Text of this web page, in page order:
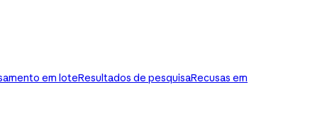
em loteResultados de pesquisaRecusas em